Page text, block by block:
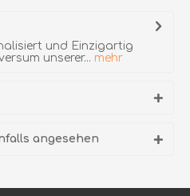
und Einzigartig
unserer... mehr
angesehen